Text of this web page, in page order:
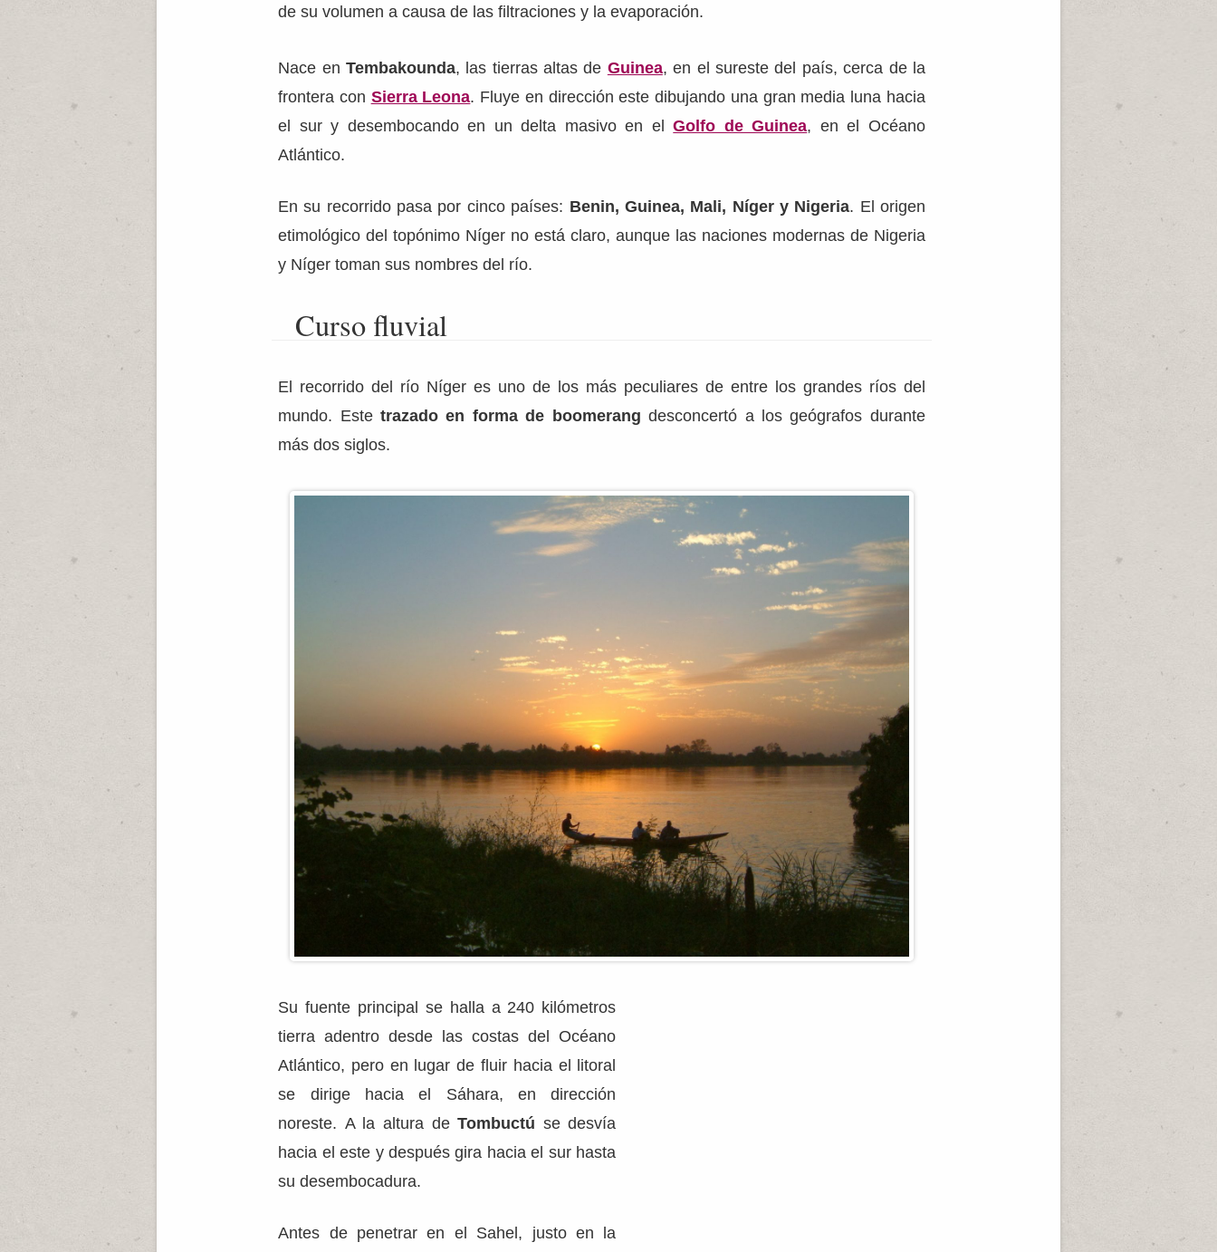
de su volumen a causa de las filtraciones y la evaporación.
Nace en Tembakounda, las tierras altas de Guinea, en el sureste del país, cerca de la
frontera con Sierra Leona. Fluye en dirección este dibujando una gran media luna hacia
el sur y desembocando en un delta masivo en elGolfo de Guinea, en el Océano
Atlántico.
En su recorrido pasa por cinco países: Benin, Guinea, Mali, Níger y Nigeria. El origen
etimológico del topónimo Níger no está claro, aunque las naciones modernas de Nigeria
y Níger toman sus nombres del río.
Curso fluvial
El recorrido del río Níger es uno de los más peculiares de entre los grandes ríos del
mundo. Estetrazado en forma de boomerang desconcertó a los geógrafos durante
más dos siglos.
Su fuente principal se halla a 240 kilómetros
tierra adentro desde las costas del Océano
Atlántico, pero en lugar de fluir hacia el litoral
se dirige hacia el Sáhara, en dirección
noreste. A la altura deTombuctú se desvía
hacia el este y después gira hacia el sur hasta
su desembocadura.
Antes de penetrar en el Sahel, justo en la